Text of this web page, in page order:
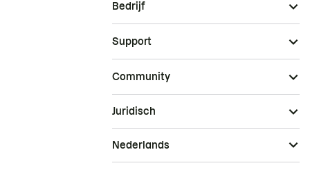
Bedrijf
Support
Community
Juridisch
Nederlands